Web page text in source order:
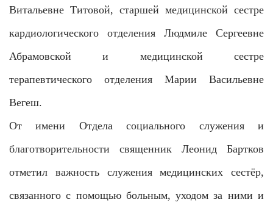
Витальевне Титовой, старшей медицинской сестре
кардиологического отделения Людмиле Сергеевне
Абрамовской и медицинской сестре
терапевтического отделения Марии Васильевне
Вегеш.
От имени Отдела социального служения и
благотворительности священник Леонид Бартков
отметил важность служения медицинских сестёр,
связанного с помощью больным, уходом за ними и